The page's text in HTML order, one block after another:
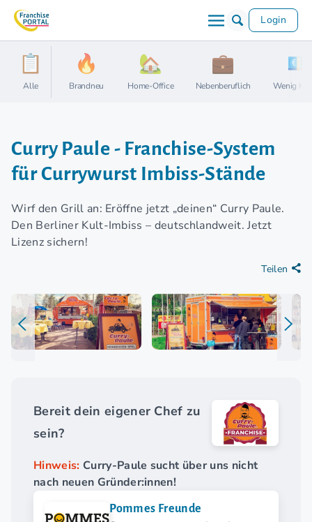
Login
Alle Brandneu Home-Office Nebenberuflich Wenig
Curry Paule - Franchise-System
für Currywurst Imbiss-Stände
Wirf den Grill an: Eröffne jetzt „deinen“ Curry Paule.
Den Berliner Kult-Imbiss – deutschlandweit. Jetzt
Lizenz sichern!
Teilen
Bereit dein eigener Chef zu
sein?
Hinweis: Curry-Paule sucht über uns nicht
nach neuen Gründer:innen!
Pommes Freunde